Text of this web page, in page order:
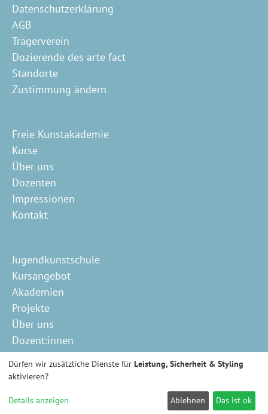
Datenschutzerklärung
AGB
Trägerverein
Dozierende des arte fact
Standorte
Zustimmung ändern
Freie Kunstakademie
Kurse
Über uns
Dozenten
Impressionen
Kontakt
Jugendkunstschule
Kursangebot
Akademien
Projekte
Über uns
Dozent:innen
Schutzkonzept
Kontakt
Dürfen wir zusätzliche Dienste für Leistung, Sicherheit & Styling
aktivieren?
Details anzeigen Ablehnen Das ist ok